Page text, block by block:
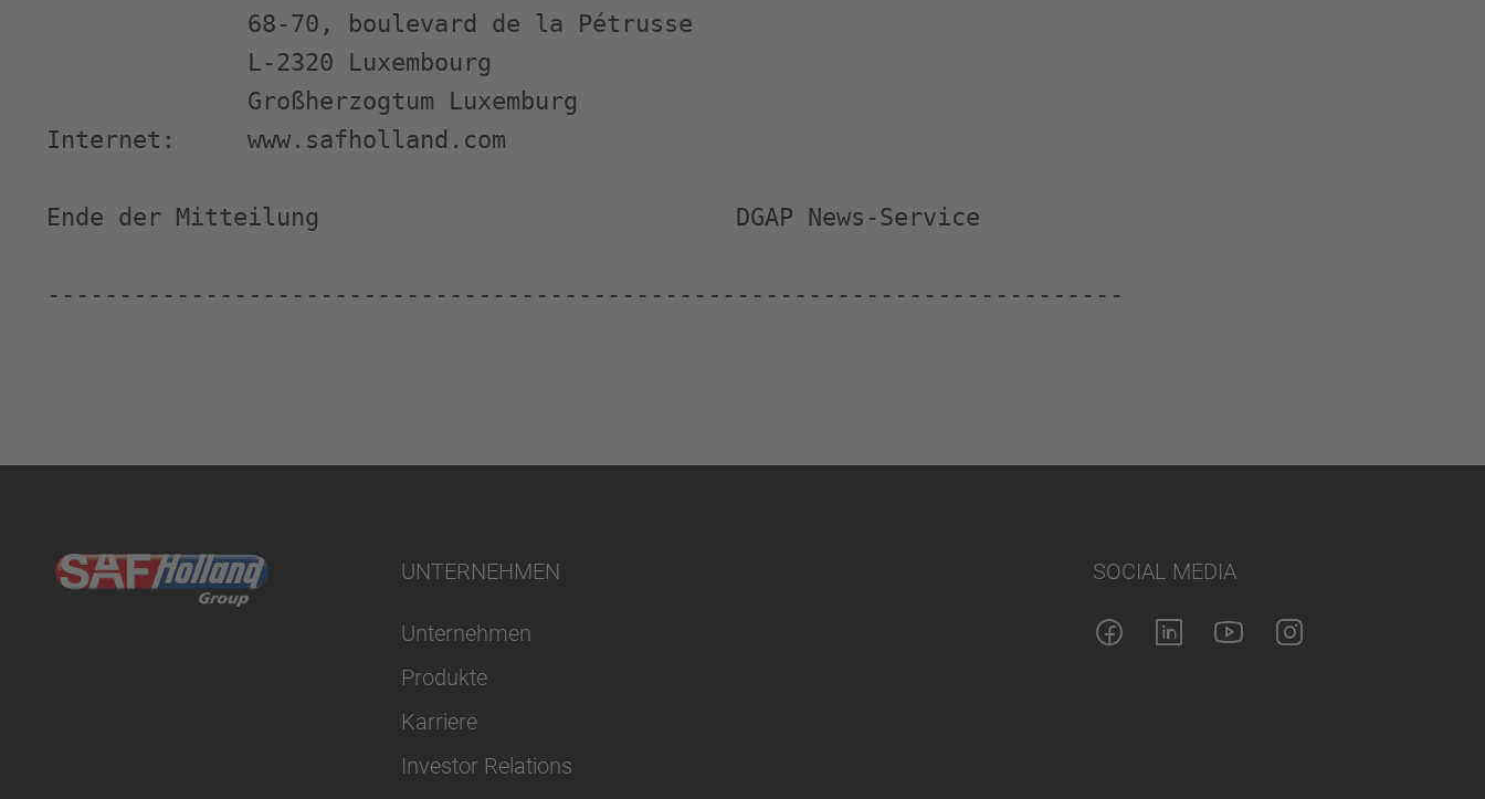
              68-70, boulevard de la Pétrusse
              L-2320 Luxembourg
              Großherzogtum Luxemburg
Internet:     www.safholland.com
Ende der Mitteilung                             DGAP News-Service
---------------------------------------------------------------------------
UNTERNEHMEN
Unternehmen
Produkte
Karriere
Investor Relations
SOCIAL MEDIA